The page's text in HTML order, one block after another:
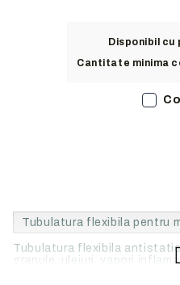
Disponibil cu
Cantitate minima
Tubulatura flexibila pentru
Tubulatura flexibila
granule, uleiuri, vapori